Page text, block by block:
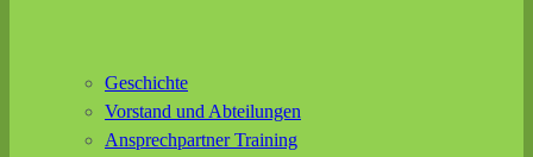
Geschichte
Vorstand und Abteilungen
Ansprechpartner Training